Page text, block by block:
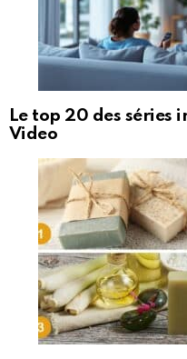
Le top 20 des séries
Video